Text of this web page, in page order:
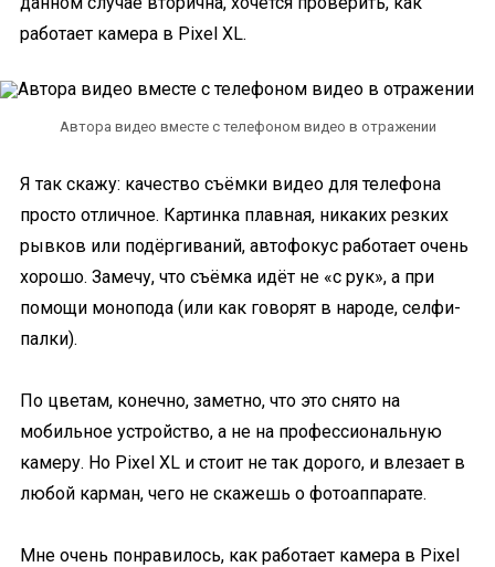
работает камера в Pixel XL.
Автора видео вместе с телефоном видео в отражении
Я так скажу: качество съёмки видео для телефона
просто отличное. Картинка плавная, никаких резких
рывков или подёргиваний, автофокус работает очень
хорошо. Замечу, что съёмка идёт не «с рук», а при
помощи монопода (или как говорят в народе, селфи-
палки).
По цветам, конечно, заметно, что это снято на
мобильное устройство, а не на профессиональную
камеру. Но Pixel XL и стоит не так дорого, и влезает в
любой карман, чего не скажешь о фотоаппарате.
Мне очень понравилось, как работает камера в Pixel